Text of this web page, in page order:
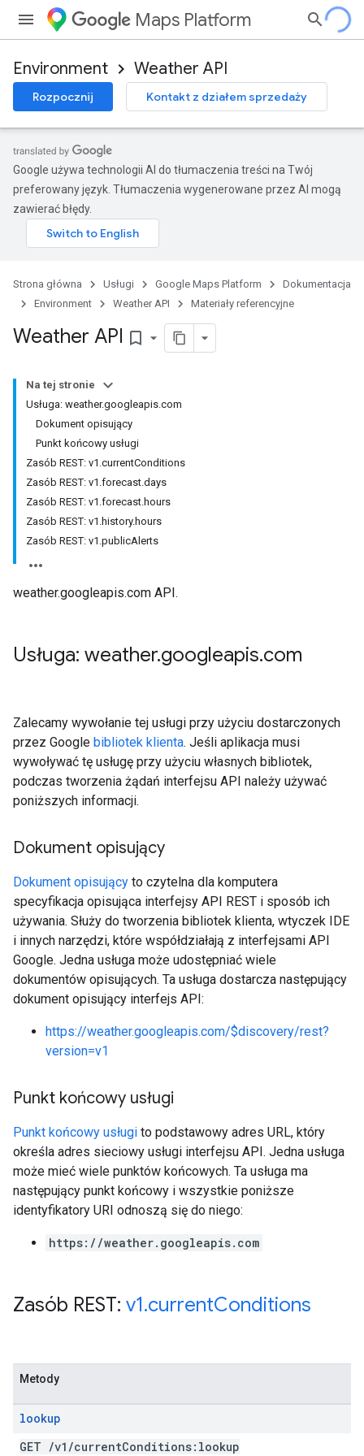
Maps Platform
Environment Weather API
Rozpocznij Kontakt z działem sprzedaży
Google używa technologii AI do tłumaczenia treści na Twój
preferowany język. Tłumaczenia wygenerowane przez AI mogą
zawierać błędy.
Strona główna Usługi Google Maps Platform
Dokumentacja
Environment
Weather API Materiały referencyjne
Weather API bookmark_border
Na tej stronie
Usługa: weather.googleapis.com
Dokument opisujący
Punkt końcowy usługi
Zasób REST: v1.currentConditions
Zasób REST: v1.forecast.days
Zasób REST: v1.forecast.hours
Zasób REST: v1.history.hours
Zasób REST: v1.publicAlerts
weather.googleapis.com API.
Usługa: weather.googleapis.com
Zalecamy wywołanie tej usługi przy użyciu dostarczonych
przez Google bibliotek klienta. Jeśli aplikacja musi
wywoływać tę usługę przy użyciu własnych bibliotek,
podczas tworzenia żądań interfejsu API należy używać
poniższych informacji.
Dokument opisujący
Dokument opisujący to czytelna dla komputera
specyfikacja opisująca interfejsy API REST i sposób ich
używania. Służy do tworzenia bibliotek klienta, wtyczek IDE
i innych narzędzi, które współdziałają z interfejsami API
Google. Jedna usługa może udostępniać wiele
dokumentów opisujących. Ta usługa dostarcza następujący
dokument opisujący interfejs API:
https://weather.googleapis.com/$discovery/rest?
version=v1
Punkt końcowy usługi
Punkt końcowy usługi to podstawowy adres URL, który
określa adres sieciowy usługi interfejsu API. Jedna usługa
może mieć wiele punktów końcowych. Ta usługa ma
następujący punkt końcowy i wszystkie poniższe
identyfikatory URI odnoszą się do niego:
https://weather.googleapis.com
Zasób REST: v1.currentConditions
Metody
lookup
GET /v1 /currentConditions:lookup